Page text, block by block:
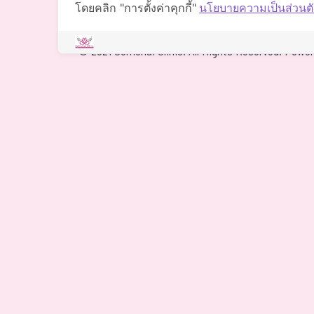
นำทาง
©2021 Somchai Clinic. All Rights Reserved.
โดยคลิก "การตั้งค่าคุกกี้" นโยบายความเป็นส่วน